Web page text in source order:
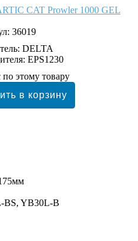
36019
DELTA
EPS1230
по этому товару
BS, YB30L-B